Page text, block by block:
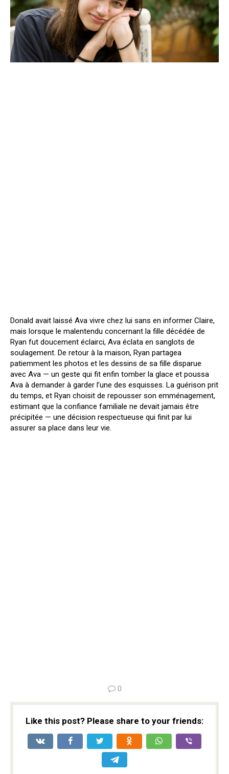
Donald avait laissé Ava vivre chez lui sans en informer Claire,
mais lorsque le malentendu concernant la fille décédée de
Ryan fut doucement éclairci, Ava éclata en sanglots de
soulagement. De retour à la maison, Ryan partagea
patiemment les photos et les dessins de sa fille disparue
avec Ava — un geste qui fit enfin tomber la glace et poussa
Ava à demander à garder l’une des esquisses. La guérison prit
du temps, et Ryan choisit de repousser son emménagement,
estimant que la confiance familiale ne devait jamais être
précipitée — une décision respectueuse qui finit par lui
assurer sa place dans leur vie.
0
Like this post? Please share to your friends: